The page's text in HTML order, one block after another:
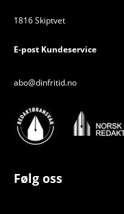
1816 Skiptvet
E-post Kundeservice
abo@dinfritid.no
Følg oss